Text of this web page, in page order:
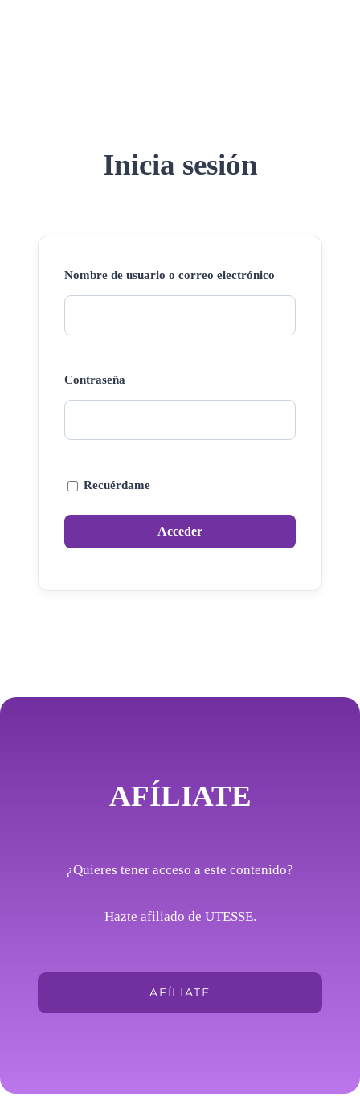
Inicia sesión
Nombre de usuario o correo electrónico
Contraseña
Recuérdame
AFÍLIATE
¿Quieres tener acceso a este contenido?
Hazte afiliado de UTESSE.
AFÍLIATE